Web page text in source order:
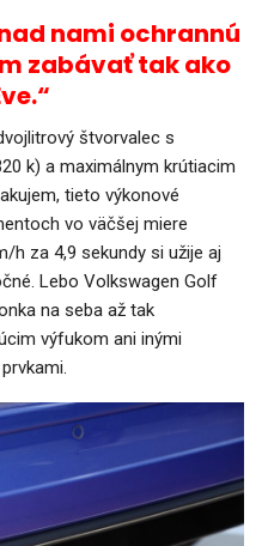
nami ochrannú
zabávať tak ako
štvorvalec s
k) a maximálnym krútiacim
tieto výkonové
vo väčšej miere
h za 4,9 sekundy si užije aj
Lebo Volkswagen Golf
na seba až tak
výfukom ani inými